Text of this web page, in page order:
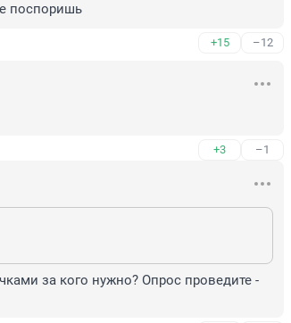
поспоришь
+15 –12
+3 –1
за кого нужно? Опрос проведите -